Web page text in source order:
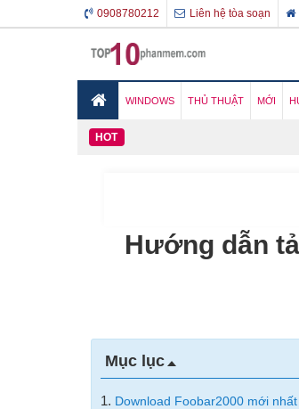
0908780212 Liên hệ tòa soạn
WINDOWS THỦ THUẬT MỚI
HOT
Hướng dẫn
Mục lục
1. Download Foobar2000 mới nhất